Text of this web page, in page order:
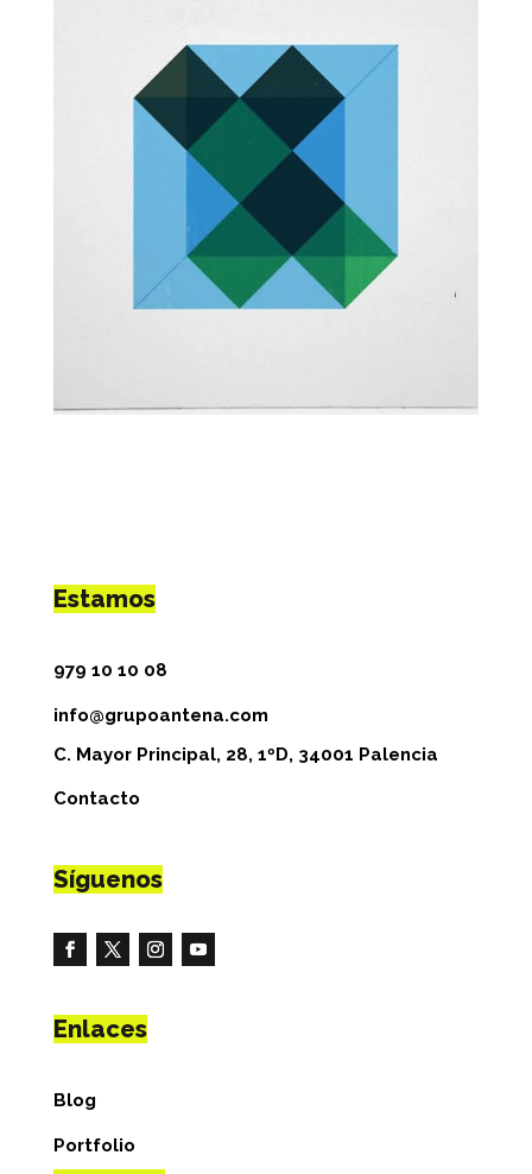
Estamos
979 10 10 08
info@grupoantena.com
C. Mayor Principal, 28, 1ºD, 34001 Palencia
Contacto
Síguenos
Enlaces
Blog
Portfolio